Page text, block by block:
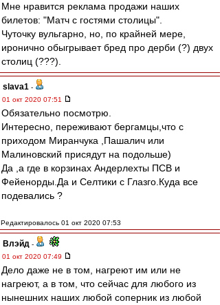
Мне нравится реклама продажи наших
билетов: "Матч с гостями столицы".
Чуточку вульгарно, но, по крайней мере,
иронично обыгрывает бред про дерби (?) двух
столиц (???).
slava1 -
01 окт 2020 07:51
Обязательно посмотрю.
Интересно, переживают бергамцы,что с
приходом Миранчука ,Пашалич или
Малиновский присядут на подольше)
Да ,а где в корзинах Андерлехты ПСВ и
Фейенорды.Да и Селтики с Глазго.Куда все
подевались ?
Редактировалось 01 окт 2020 07:53
Влэйд -
01 окт 2020 07:49
Дело даже не в том, нагреют им или не
нагреют, а в том, что сейчас для любого из
нынешних наших любой соперник из любой